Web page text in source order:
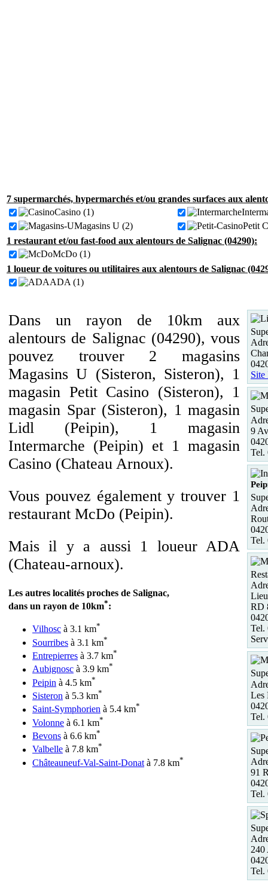
7 supermarchés, hypermarchés et/ou grandes surfaces aux
Casino (1)
Magasins U (2)
Petit
1 restaurant et/ou fast-food aux alentours de Salignac (04290):
McDo (1)
1 loueur de voitures ou utilitaires aux alentours de Salignac
ADA (1)
Dans un rayon de 10km aux
alentours de Salignac (04290), vous
pouvez trouver 2 magasins
Magasins U (Sisteron, Sisteron), 1
magasin Petit Casino (Sisteron), 1
magasin Spar (Sisteron), 1 magasin
Lidl (Peipin), 1 magasin
Intermarche (Peipin) et 1 magasin
Casino (Chateau Arnoux).
Vous pouvez également y trouver 1
restaurant McDo (Peipin).
Mais il y a aussi 1 loueur ADA
(Chateau-arnoux).
Les autres localités proches de Salignac,
dans un rayon de 10km*:
Vilhosc à 3.1 km*
Sourribes à 3.1 km*
Entrepierres à 3.7 km*
Aubignosc à 3.9 km*
Peipin à 4.5 km*
Sisteron à 5.3 km*
Saint-Symphorien à 5.4 km*
Volonne à 6.1 km*
Bevons à 6.6 km*
Valbelle à 7.8 km*
Châteauneuf-Val-Saint-Donat à 7.8 km*
Site
9
Tel.
Tel.
RD
Tel.
Les
Tel.
91
Tel.
240
Tel.